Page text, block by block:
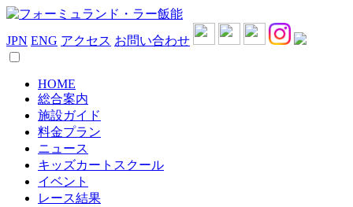
JPN ENG アクセス お問い合わせ
HOME
総合案内
施設ガイド
料金プラン
ニュース
キッズカートスクール
イベント
レース結果